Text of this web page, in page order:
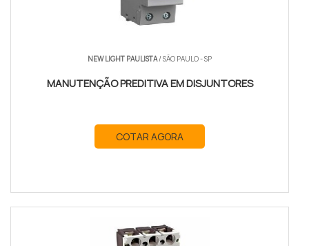
NEW LIGHT PAULISTA/ SÃO PAULO - SP
MANUTENÇÃO PREDITIVA EM DISJUNTORES
COTAR AGORA